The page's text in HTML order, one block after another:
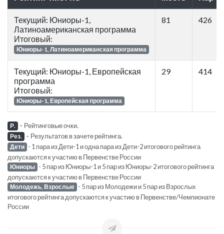
Текущий: Юниоры-1,
Латиноамериканская программа
Итоговый:
Юниоры-1, Латиноамериканская программа
81 426
Текущий: Юниоры-1, Европейская
программа
Итоговый:
Юниоры-1, Европейская программа
29 414
Р. - Рейтинговые очки.
Рез. - Результатов в зачете рейтинга.
Дети - 1 пара из Дети-1 и одна пара из Дети-2 итогового рейтинга
допускаются к участию в Первенстве России
Юниоры - 5 пар из Юниоры-1 и 5 пар из Юниоры-2 итогового рейтинга
допускаются к участию в Первенстве России
Молодежь, Взрослые - 5 пар из Молодежи и 5 пар из Взрослых
итогового рейтинга допускаются к участию в Первенстве/Чемпионате
России